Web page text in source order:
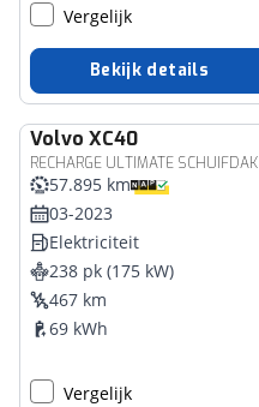
Vergelijk
Bekijk details
Volvo XC40
57.895 km
03-2023
Elektriciteit
238 pk (175 kW)
467 km
69 kWh
Vergelijk